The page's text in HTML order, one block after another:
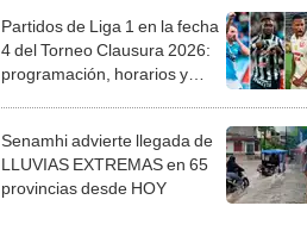
Partidos de Liga 1 en la fecha
4 del Torneo Clausura 2026:
programación, horarios y
Senamhi advierte llegada de
LLUVIAS EXTREMAS en 65
provincias desde HOY